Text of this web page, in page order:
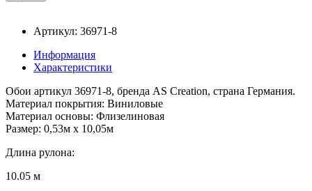
Артикул: 36971-8
Информация
Характеристики
Обои артикул 36971-8, бренда AS Creation, страна Германия.
Материал покрытия: Виниловые
Материал основы: Флизелиновая
Размер: 0,53м x 10,05м
Длина рулона:
10.05 м